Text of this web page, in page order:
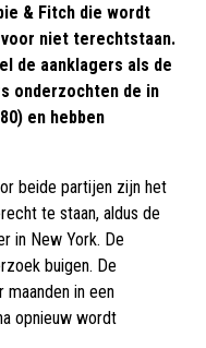
& Fitch die wordt
niet terechtstaan.
de aanklagers als de
onderzochten de in
en hebben
beide partijen zijn het
te staan, aldus de
in New York. De
buigen. De
in een
opnieuw wordt